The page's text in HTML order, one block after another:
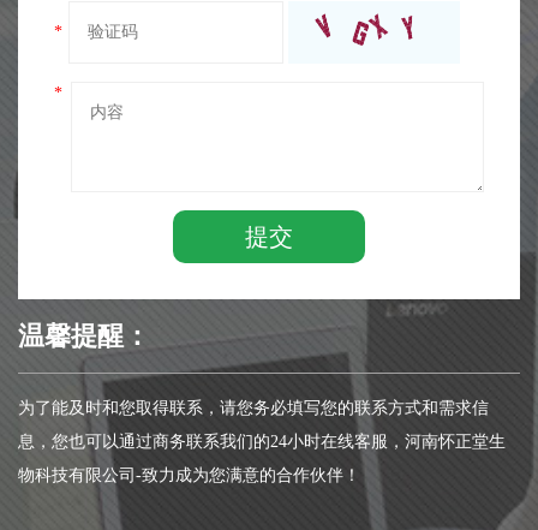
*
*
提交
温馨提醒：
为了能及时和您取得联系，请您务必填写您的联系方式和需求信
息，您也可以通过商务联系我们的24小时在线客服，河南怀正堂生
物科技有限公司-致力成为您满意的合作伙伴！